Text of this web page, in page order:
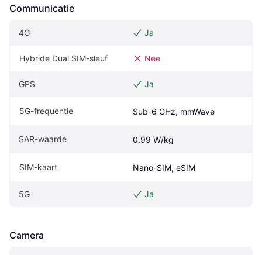
Communicatie
4G Ja
Hybride Dual SIM-sleuf Nee
GPS Ja
5G-frequentie Sub-6 GHz, mmWave
SAR-waarde 0.99 W/kg
SIM-kaart Nano-SIM, eSIM
5G Ja
Camera